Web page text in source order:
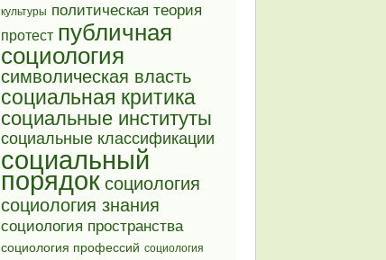
культуры политическая теория
протест публичная
социология
символическая власть
социальная критика
социальные институты
социальные классификации
социальный
порядок социология
социология знания
социология пространства
социология профессий социология